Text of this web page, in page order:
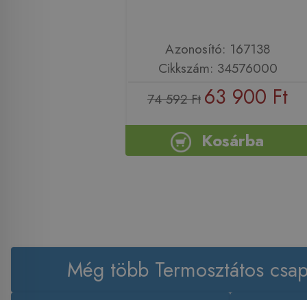
Azonosító: 167138
Cikkszám: 34576000
74 592 Ft 63 900 Ft
Kosárba
Még több Termosztátos